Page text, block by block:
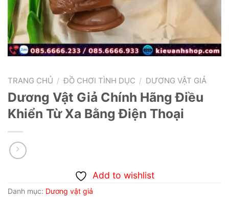
TRANG CHỦ / ĐỒ CHƠI TÌNH DỤC / DƯƠNG VẬT GIẢ
Dương Vật Giả Chính Hãng Điều
Khiển Từ Xa Bằng Điện Thoại
Add to wishlist
Danh mục: Dương vật giả